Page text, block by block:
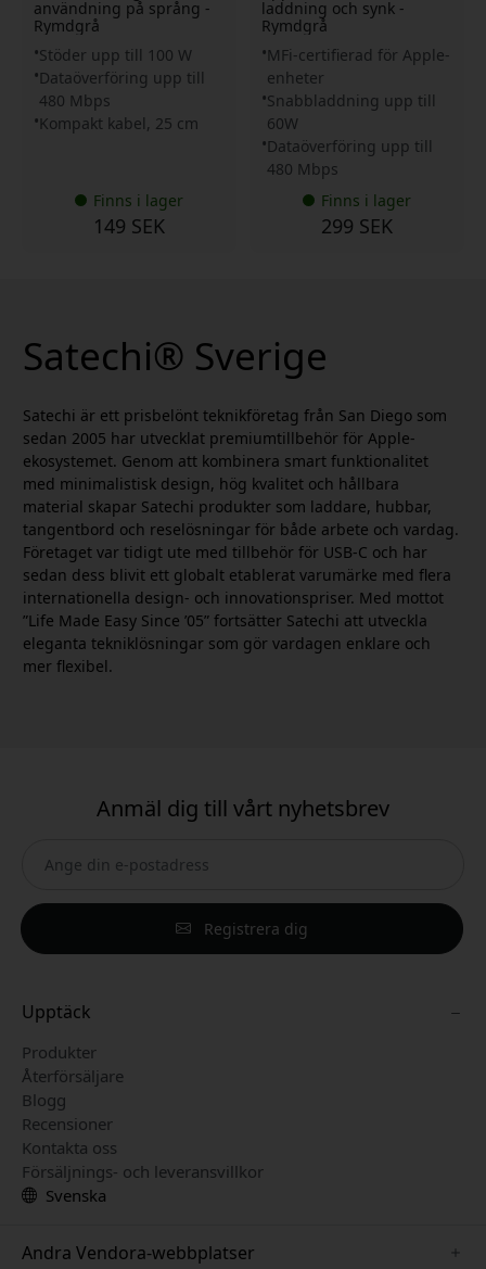
användning på språng -
Rymdgrå
Stöder upp till 100 W
Dataöverföring upp till
480 Mbps
Kompakt kabel, 25 cm
Finns i lager
149 SEK
laddning och synk -
Rymdgrå
MFi-certifierad för Apple-
enheter
Snabbladdning upp till
60W
Dataöverföring upp till
480 Mbps
Finns i lager
299 SEK
Satechi® Sverige
Satechi är ett prisbelönt teknikföretag från San Diego som
sedan 2005 har utvecklat premiumtillbehör för Apple-
ekosystemet. Genom att kombinera smart funktionalitet
med minimalistisk design, hög kvalitet och hållbara
material skapar Satechi produkter som laddare, hubbar,
tangentbord och reselösningar för både arbete och vardag.
Företaget var tidigt ute med tillbehör för USB-C och har
sedan dess blivit ett globalt etablerat varumärke med flera
internationella design- och innovationspriser. Med mottot
”Life Made Easy Since ’05” fortsätter Satechi att utveckla
eleganta tekniklösningar som gör vardagen enklare och
mer flexibel.
Anmäl dig till vårt nyhetsbrev
Registrera dig
Upptäck
Produkter
Återförsäljare
Blogg
Recensioner
Kontakta oss
Försäljnings- och leveransvillkor
Svenska
Andra Vendora-webbplatser